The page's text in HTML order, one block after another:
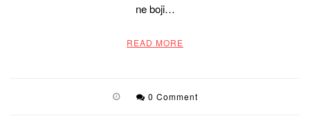
ne boji…
READ MORE
0 Comment